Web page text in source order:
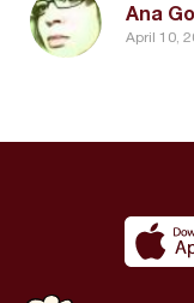
Ana
April 10,